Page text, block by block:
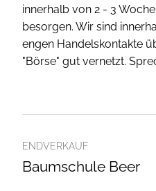
innerhalb von 2 - 3
besorgen. Wir sind
engen Handelskontakte
"Börse" gut vernetzt.
ENDVERKAUF
Baumschule Beer